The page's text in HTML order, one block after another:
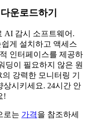
운로드하기
AI 감시 소프트웨어.
게 설치하고 액세스
인터페이스를 제공하
딩이 필요하지 않은 원
강력한 모니터링 기
시키세요. 24시간 안
!
로는 가격을 참조하세